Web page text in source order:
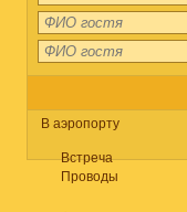
В аэропорту
Встреча
Проводы